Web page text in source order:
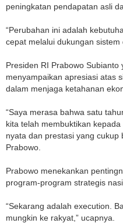
peningkatan pendapatan asli
“Perubahan ini adalah
cepat melalui dukungan sistem
Presiden RI Prabowo
menyampaikan apresiasi atas
dalam menjaga ketahanan
“Saya merasa bahwa satu
kita telah membuktikan
nyata dan prestasi yang cukup
Prabowo.
Prabowo menekankan
program-program strategis
“Sekarang adalah execution.
mungkin ke rakyat,” ucapnya.